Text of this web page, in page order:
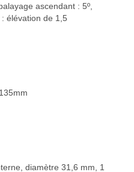
ascendant : 5º,
élévation de 1,5
diamètre 31,6 mm, 1